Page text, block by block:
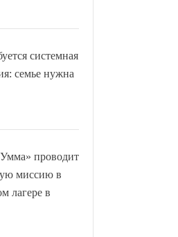
системная
семье нужна
проводит
миссию в
лагере в